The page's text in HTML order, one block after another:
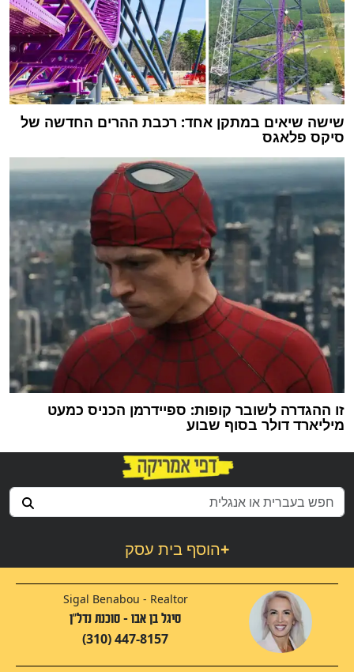
שישה שיאים במתקן אחד: רכבת ההרים החדשה של
סיקס פלאגס
זו ההגדרה לשובר קופות: ספיידרמן הכניס כמעט
מיליארד דולר בסוף שבוע
הוסף בית עסק+
Sigal Benabou - Realtor
סיגל בן אבו - סוכנת נדל"ן
(310) 447-8157